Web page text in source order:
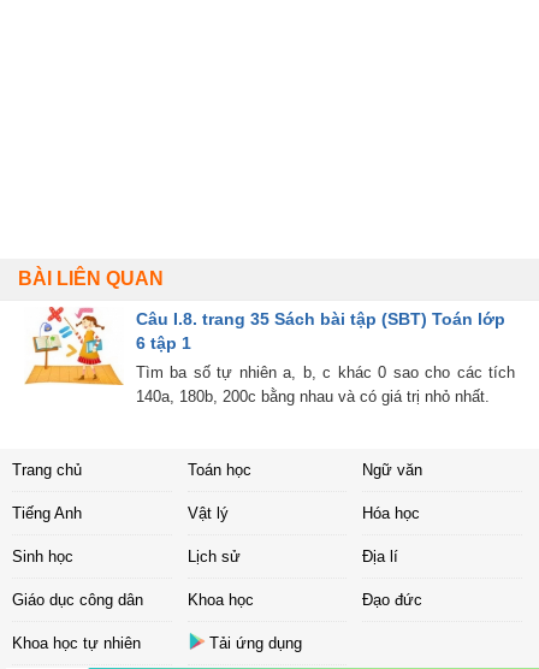
BÀI LIÊN QUAN
Câu I.8. trang 35 Sách bài tập (SBT) Toán lớp
6 tập 1
Tìm ba số tự nhiên a, b, c khác 0 sao cho các tích
140a, 180b, 200c bằng nhau và có giá trị nhỏ nhất.
Trang chủ Toán học Ngữ văn
Tiếng Anh Vật lý Hóa học
Sinh học Lịch sử Địa lí
Giáo dục công dân Khoa học Đạo đức
Khoa học tự nhiên Tải ứng dụng